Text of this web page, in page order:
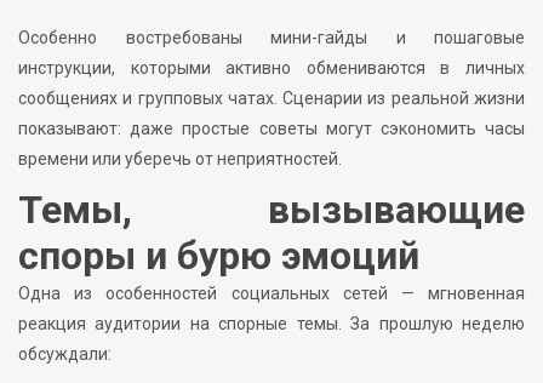
Особенно востребованы мини-гайды и пошаговые
инструкции, которыми активно обмениваются в личных
сообщениях и групповых чатах. Сценарии из реальной жизни
показывают: даже простые советы могут сэкономить часы
времени или уберечь от неприятностей.
Темы, вызывающие
споры и бурю эмоций
Одна из особенностей социальных сетей — мгновенная
реакция аудитории на спорные темы. За прошлую неделю
обсуждали: